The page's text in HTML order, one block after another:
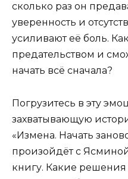
сколько раз он
уверенность и
усиливают её боль.
предательством и
начать всё сначала?
Погрузитесь в эту
захватывающую
«Измена. Начать
произойдёт с
книгу. Какие